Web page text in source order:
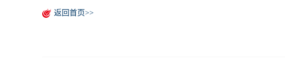
返回首页>>